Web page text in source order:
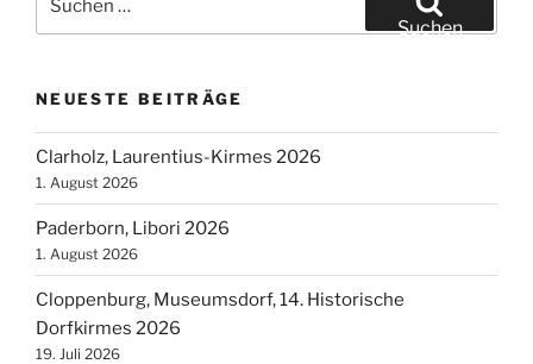
nach:
Suchen
NEUESTE BEITRÄGE
Clarholz, Laurentius-Kirmes 2026
1. August 2026
Paderborn, Libori 2026
1. August 2026
Cloppenburg, Museumsdorf, 14. Historische
Dorfkirmes 2026
19. Juli 2026